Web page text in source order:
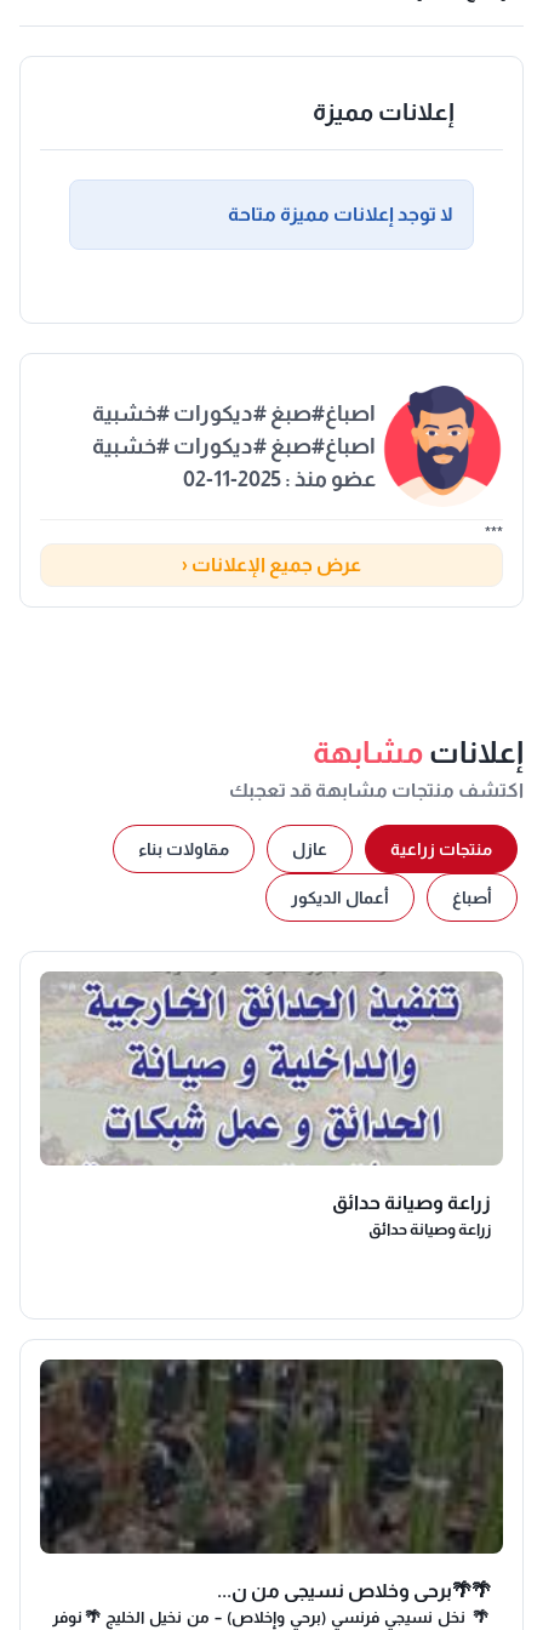
إعلانات مميزة
لا توجد إعلانات مميزة متاحة
اصباغ#صبغ #ديكورات #خشبية
اصباغ#صبغ #ديكورات #خشبية
عضو منذ : 2025-11-02
***
عرض جميع الإعلانات ‹
إعلانات مشابهة
اكتشف منتجات مشابهة قد تعجبك
منتجات زراعية عازل مقاولات بناء
أصباغ أعمال الديكور
زراعة وصيانة حدائق
زراعة وصيانة حدائق
🌴🌴برحي وخلاص نسيجي من ن...
🌴 نخل نسيجي فرنسي (برحي وإخلاص) – من نخيل الخليج 🌴 نوفر